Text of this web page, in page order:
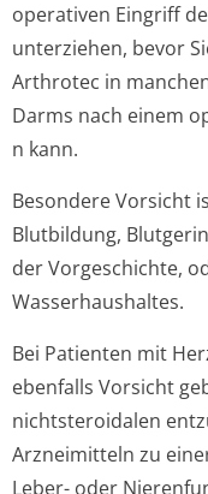
operativen Eingriff
unterziehen, bevor
Arthrotec in
Darms nach einem
n kann.
Besondere Vorsicht
Blutbildung,
der Vorgeschichte,
Wasserhaushaltes.
Bei Patienten mit
ebenfalls Vorsicht
nichtsteroidalen
Arzneimitteln zu
Leber- oder